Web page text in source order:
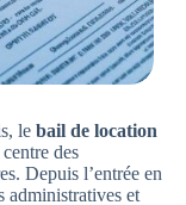
le bail de location
des
Depuis l’entrée en
administratives et